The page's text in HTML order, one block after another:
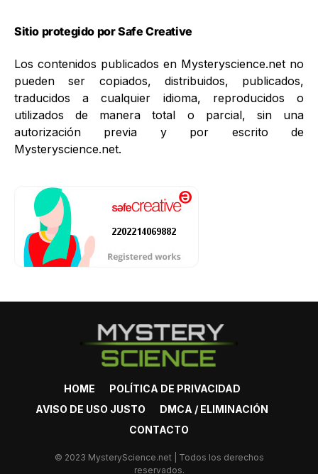
Sitio protegido por Safe Creative
Los contenidos publicados en Mysteryscience.net no
pueden ser copiados, distribuidos, publicados,
traducidos a cualquier idioma, reproducidos o
utilizados de manera total o parcial, sin una
autorización previa y por escrito de
Mysteryscience.net.
HOME
POLÍTICA DE PRIVACIDAD
AVISO DE USO JUSTO
DMCA / ELIMINACIÓN
CONTACTO
© 2023 MysteryScience.net | Todos los derechos
reservados.